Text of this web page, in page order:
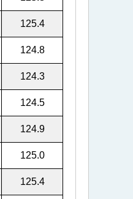
125.4
124.8
124.3
124.5
124.9
125.0
125.4